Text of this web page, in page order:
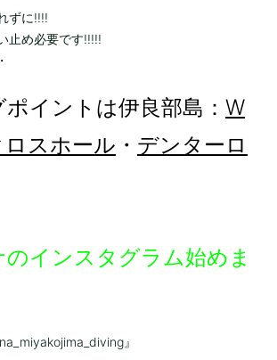
ずに!!!!
止め必要です!!!!!
イントは伊良部島： W
ロスホール ・ デンターロ
インスタグラム始めま
』